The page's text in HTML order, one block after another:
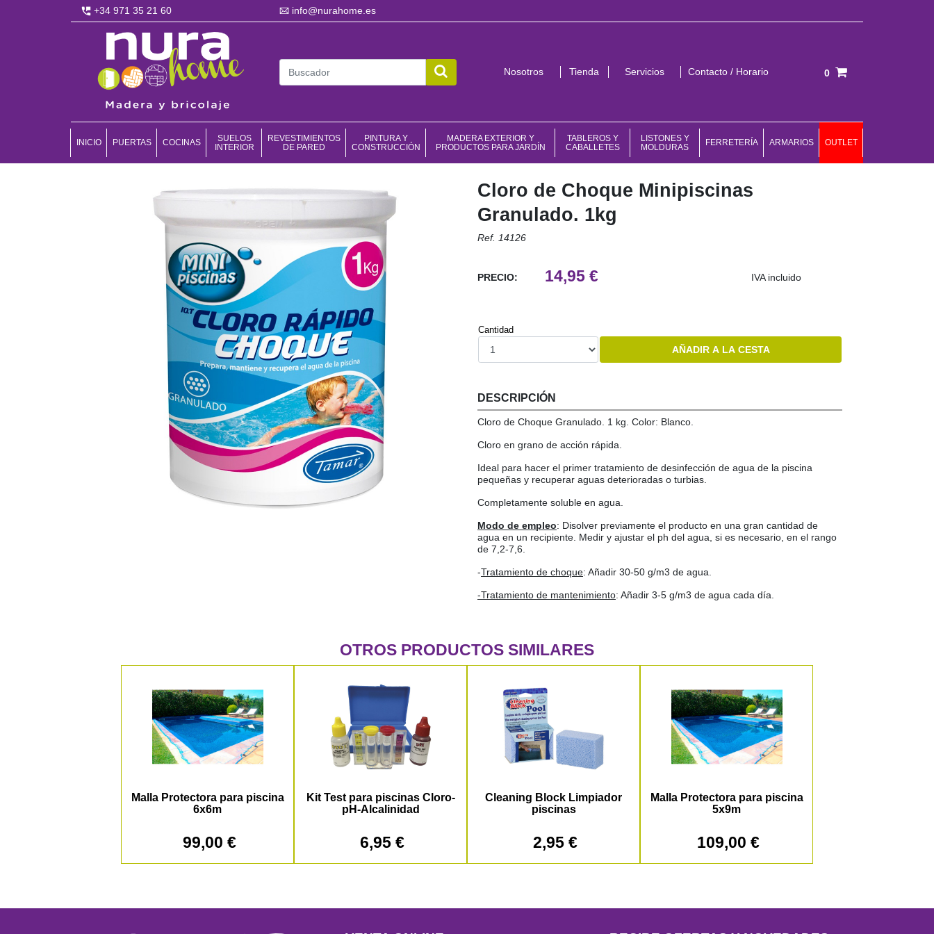
+34 971 35 21 60 info@nurahome.es
Nosotros Tienda Servicios Contacto / Horario 0
VER CESTA
INICIO PUERTAS COCINAS
SUELOS
INTERIOR
REVESTIMIENTOS
DE PARED
PINTURA Y
CONSTRUCCIÓN
MADERA EXTERIOR Y
PRODUCTOS PARA JARDÍN
TABLEROS Y
CABALLETES
LISTONES Y
MOLDURAS
FERRETERÍA ARMARIOS OUTLET
Cloro de Choque Minipiscinas
Granulado. 1kg
Ref. 14126
PRECIO: 14,95 € IVA incluido
Cantidad
AÑADIR A LA CESTA
DESCRIPCIÓN
Cloro de Choque Granulado. 1 kg. Color: Blanco.
Cloro en grano de acción rápida.
Ideal para hacer el primer tratamiento de desinfección de agua de la piscina
pequeñas y recuperar aguas deterioradas o turbias.
Completamente soluble en agua.
Modo de empleo: Disolver previamente el producto en una gran cantidad de
agua en un recipiente. Medir y ajustar el ph del agua, si es necesario, en el rango
de 7,2-7,6.
-Tratamiento de choque: Añadir 30-50 g/m3 de agua.
-Tratamiento de mantenimiento: Añadir 3-5 g/m3 de agua cada día.
OTROS PRODUCTOS SIMILARES
Malla Protectora para piscina
6x6m
99,00 €
Kit Test para piscinas Cloro-
pH-Alcalinidad
6,95 €
Cleaning Block Limpiador
piscinas
2,95 €
Malla Protectora para piscina
5x9m
109,00 €